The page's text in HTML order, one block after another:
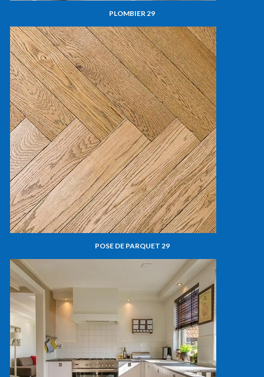
PLOMBIER 29
POSE DE PARQUET 29